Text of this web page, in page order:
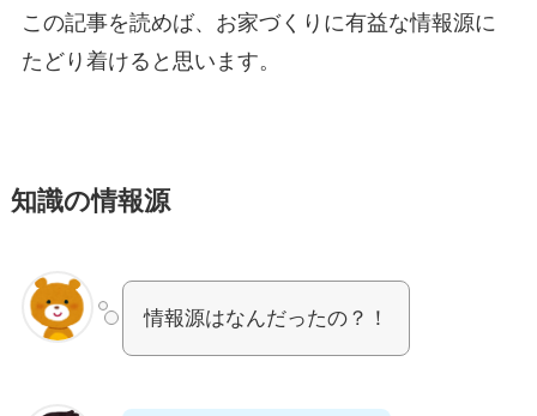
この記事を読めば、お家づくりに有益な情報源に
たどり着けると思います。
知識の情報源
情報源はなんだったの？！